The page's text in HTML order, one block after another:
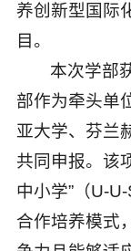
养创新型国际
目。
本次学部
部作为牵头单
亚大学、芬兰
共同申报。该
中小学”（U-
合作培养模式